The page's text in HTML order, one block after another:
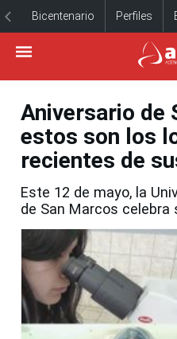
Bicentenario Perfiles
Aniversario de
estos son los
recientes de
Este 12 de mayo, la
de San Marcos celebra